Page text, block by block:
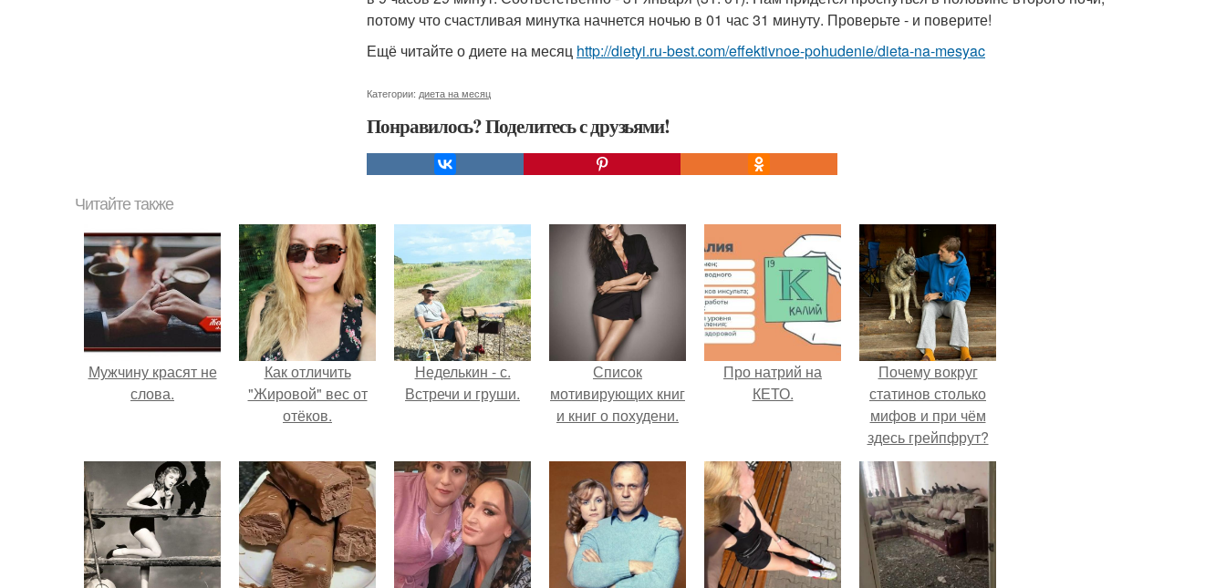
потому что счастливая минутка начнется ночью в 01 час 31 минуту. Проверьте - и поверите!
Ещё читайте о диете на месяц http://dietyi.ru-best.com/effektivnoe-pohudenie/dieta-na-mesyac
Категории: диета на месяц
Понравилось? Поделитесь с друзьями!
Читайте также
Мужчину красят не
слова.
Как отличить
"Жировой" вес от
отёков.
Неделькин - с.
Встречи и груши.
Список
мотивирующих книг
и книг о похудени.
Про натрий на
КЕТО.
Почему вокруг
статинов столько
мифов и при чём
здесь грейпфрут?